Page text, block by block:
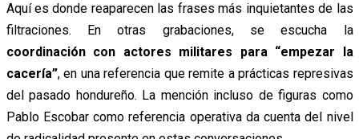
Aquí es donde reaparecen las frases más inquietantes de las
filtraciones. En otras grabaciones, se escucha la
coordinación con actores militares para “empezar la
cacería”, en una referencia que remite a prácticas represivas
del pasado hondureño. La mención incluso de figuras como
Pablo Escobar como referencia operativa da cuenta del nivel